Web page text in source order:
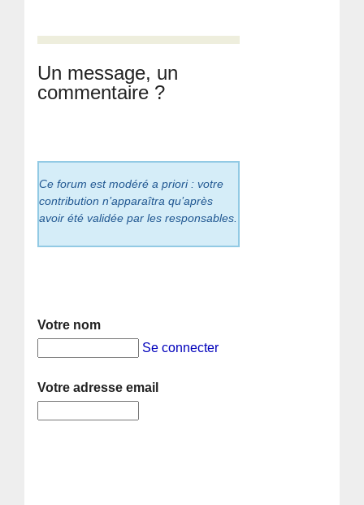
Un message, un
commentaire ?
Ce forum est modéré a priori : votre
contribution n’apparaîtra qu’après
avoir été validée par les responsables.
Votre nom
Se connecter
Votre adresse email